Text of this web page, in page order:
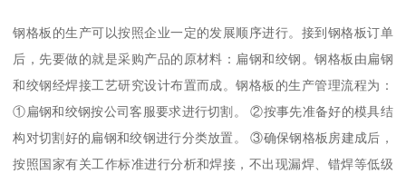
钢格板的生产可以按照企业一定的发展顺序进行。接到钢格板订单
后，先要做的就是采购产品的原材料：扁钢和绞钢。钢格板由扁钢
和绞钢经焊接工艺研究设计布置而成。钢格板的生产管理流程为：
①扁钢和绞钢按公司客服要求进行切割。 ②按事先准备好的模具结
构对切割好的扁钢和绞钢进行分类放置。 ③确保钢格板房建成后，
按照国家有关工作标准进行分析和焊接，不出现漏焊、错焊等低级